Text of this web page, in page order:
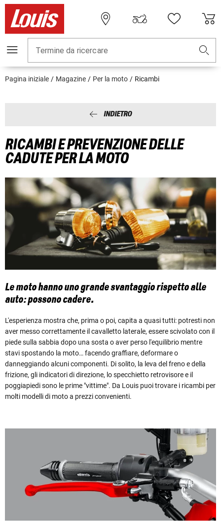
Termine da ricercare
Pagina iniziale Magazine Per la moto Ricambi
INDIETRO
RICAMBI E PREVENZIONE DELLE
CADUTE PER LA MOTO
Le moto hanno uno grande svantaggio rispetto alle
auto: possono cadere.
L'esperienza mostra che, prima o poi, capita a quasi tutti: potresti non
aver messo correttamente il cavalletto laterale, essere scivolato con il
piede sulla sabbia dopo una sosta o aver perso l'equilibrio mentre
stavi spostando la moto… facendo graffiare, deformare o
danneggiando alcuni componenti. Di solito, la leva del freno e della
frizione, gli indicatori di direzione, lo specchietto retrovisore e il
poggiapiedi sono le prime "vittime". Da Louis puoi trovare i ricambi per
molti modelli di moto a prezzi convenienti.